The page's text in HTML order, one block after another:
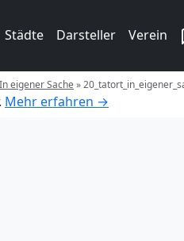
Städte Darsteller Verein
eigener Sache»
Mehr erfahren →